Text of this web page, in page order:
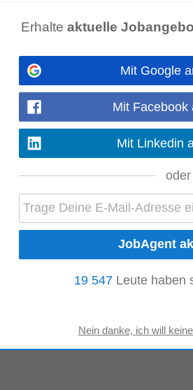
Erhalte aktuelle
Mit Google
Mit Facebook
Mit Linkedin
oder
19 547 Leute haben